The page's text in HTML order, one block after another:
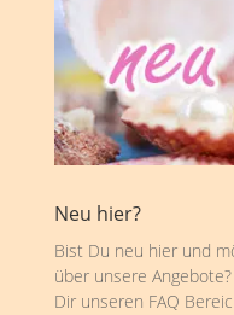
Neu hier?
Bist Du neu hier und
über unsere
Dir unseren FAQ